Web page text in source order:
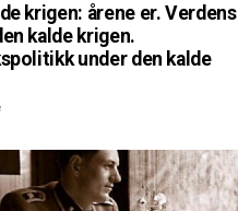
krigen: årene er. Verdens
kalde krigen.
under den kalde